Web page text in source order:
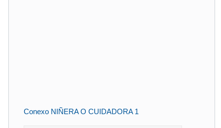
Conexo NIÑERA O CUIDADORA 1